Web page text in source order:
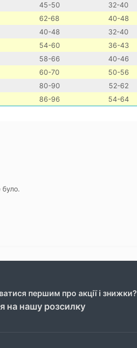
45-50 32-40
62-68 40-48
40-48 32-40
54-60 36-43
58-66 40-46
60-70 50-56
80-90 52-62
86-96 54-64
було.
першим про акції і знижки?
на нашу розсилку